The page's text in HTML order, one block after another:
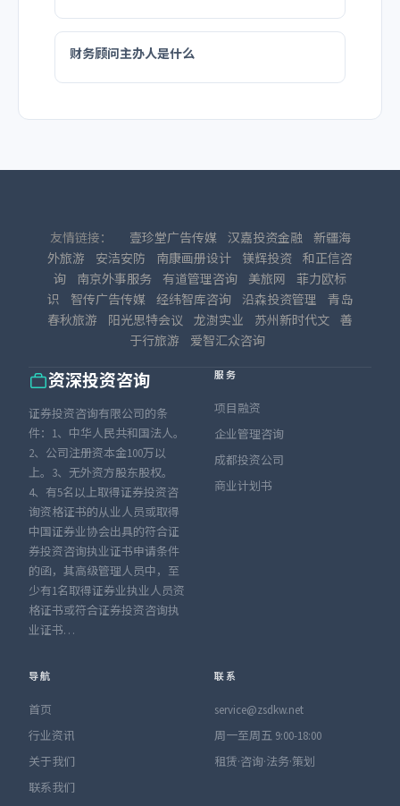
财务顾问主办人是什么
友情链接： 壹珍堂广告传媒 汉嘉投资金融
新疆海
外旅游
安洁安防 南康画册设计 镁辉投资 和正信咨
询
南京外事服务 有道管理咨询 美旅网
菲力欧标
识
智传广告传媒 经纬智库咨询 沿森投资管理
青岛
春秋旅游
阳光思特会议 龙澍实业 苏州新时代文 善
于行旅游
爱智汇众咨询
资深投资咨询
证券投资咨询有限公司的条
件：1、中华人民共和国法人。
2、公司注册资本金100万以
上。3、无外资方股东股权。
4、有5名以上取得证券投资咨
询资格证书的从业人员或取得
中国证券业协会出具的符合证
券投资咨询执业证书申请条件
的函，其高级管理人员中，至
少有1名取得证券业执业人员资
格证书或符合证券投资咨询执
业证书…
服务
项目融资
企业管理咨询
成都投资公司
商业计划书
导航
首页
行业资讯
关于我们
联系我们
联系
service@zsdkw.net
周一至周五 9:00-18:00
租赁·咨询·法务·策划